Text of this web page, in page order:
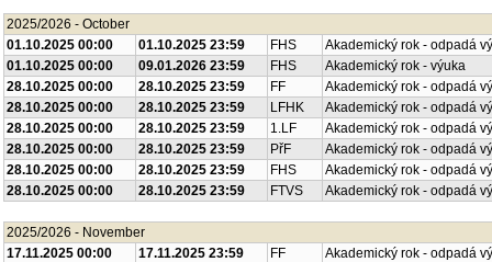
2025/2026 - October
01.10.2025 00:00
01.10.2025 23:59 FHS
Akademický rok - odpadá
01.10.2025 00:00
09.01.2026 23:59 FHS
Akademický rok - výuka
28.10.2025 00:00
28.10.2025 23:59 FF
Akademický rok - odpadá
28.10.2025 00:00
28.10.2025 23:59 LFHK
Akademický rok - odpadá
28.10.2025 00:00
28.10.2025 23:59 1.LF
Akademický rok - odpadá
28.10.2025 00:00
28.10.2025 23:59 PřF
Akademický rok - odpadá
28.10.2025 00:00
28.10.2025 23:59 FHS
Akademický rok - odpadá
28.10.2025 00:00
28.10.2025 23:59 FTVS Akademický rok - odpadá
2025/2026 - November
17.11.2025 00:00
17.11.2025 23:59 FF
Akademický rok - odpadá